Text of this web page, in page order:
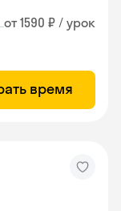
от 1590 ₽ / урок
время